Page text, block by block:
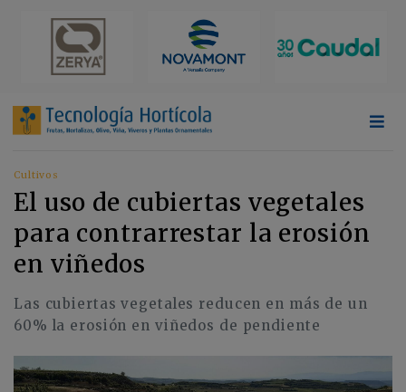
Cultivos
El uso de cubiertas vegetales
para contrarrestar la erosión
en viñedos
Las cubiertas vegetales reducen en más de un
60% la erosión en viñedos de pendiente